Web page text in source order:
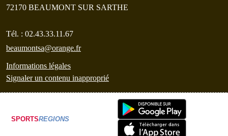
72170 BEAUMONT SUR SARTHE
Tél. : 02.43.33.11.67
beaumontsa@orange.fr
Informations légales
Signaler un contenu inapproprié
SPORTSREGIONS